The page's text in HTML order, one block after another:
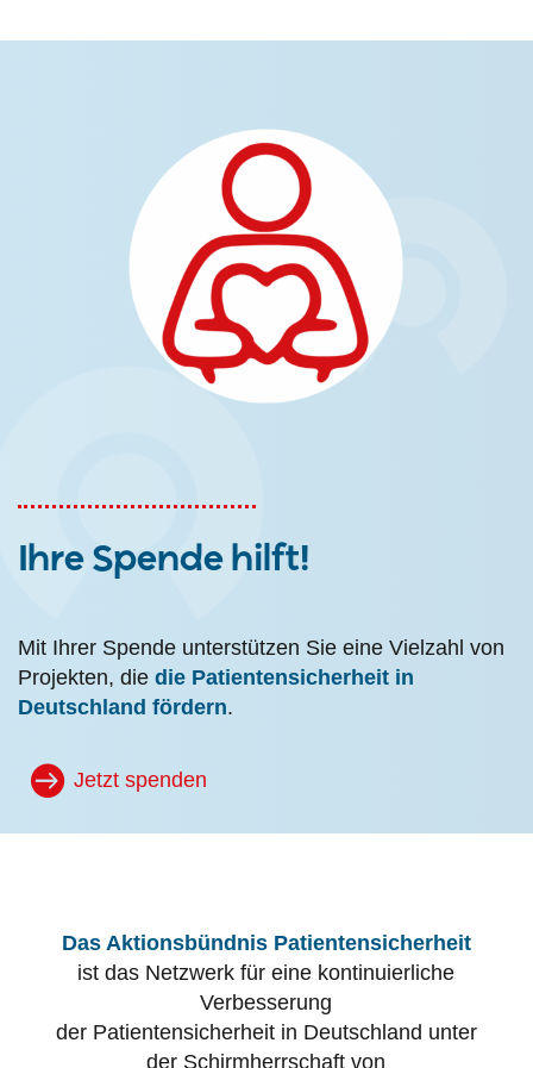
Ihre Spende hilft!
Mit Ihrer Spende unterstützen Sie eine Vielzahl von
Projekten, die die Patientensicherheit in
Deutschland fördern.
Jetzt spenden
Das Aktionsbündnis Patientensicherheit
ist das Netzwerk für eine kontinuierliche
Verbesserung
der Patientensicherheit in Deutschland unter
der Schirmherrschaft von